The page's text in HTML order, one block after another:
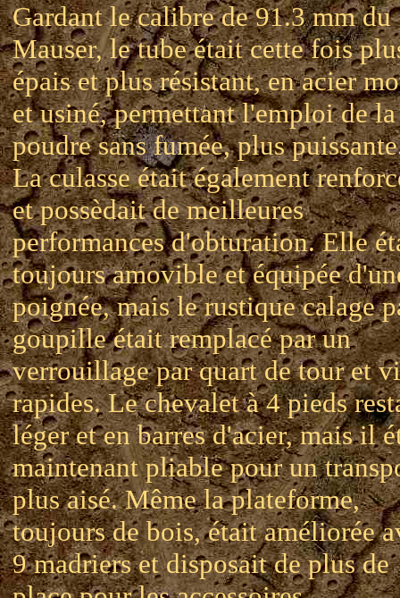
Gardant le calibre de 91.3 mm du
Mauser, le tube était cette fois
épais et plus résistant, en acier
et usiné, permettant l'emploi de la
poudre sans fumée, plus
La culasse était également
et possèdait de meilleures
performances d'obturation. Elle
toujours amovible et équipée
poignée, mais le rustique calage
goupille était remplacé par un
verrouillage par quart de tour et
rapides. Le chevalet à 4 pieds
léger et en barres d'acier, mais il
maintenant pliable pour un
plus aisé. Même la plateforme,
toujours de bois, était améliorée
9 madriers et disposait de plus de